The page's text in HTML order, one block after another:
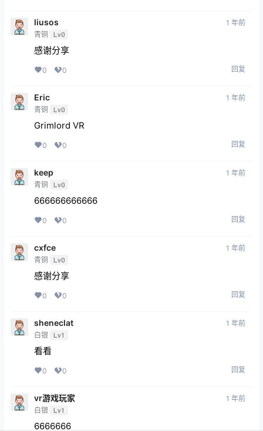
liusos
青铜 Lv0
1 年前
感谢分享
0 0 回复
Eric
青铜 Lv0
1 年前
Grimlord VR
0 0 回复
keep
青铜 Lv0
1 年前
666666666666
0 0 回复
cxfce
青铜 Lv0
1 年前
感谢分享
0 0 回复
sheneclat
白银 Lv1
1 年前
看看
0 0 回复
vr游戏玩家
白银 Lv1
1 年前
6666666